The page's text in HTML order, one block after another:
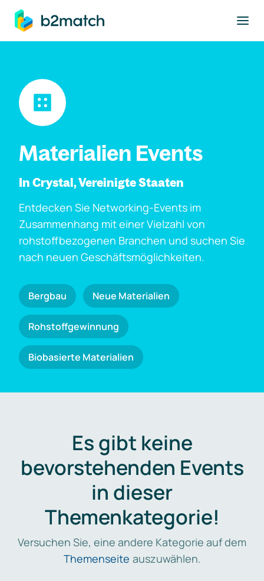
springen
Materialien Events
In Crystal, Vereinigte Staaten
Entdecken Sie Networking-Events im
Zusammenhang mit einer Vielzahl von
rohstoffbezogenen Branchen und suchen Sie
nach neuen Geschäftsmöglichkeiten.
Bergbau Neue Materialien
Rohstoffgewinnung
Biobasierte Materialien
Es gibt keine
bevorstehenden Events
in dieser
Themenkategorie!
Versuchen Sie, eine andere Kategorie auf dem
Themenseite auszuwählen.